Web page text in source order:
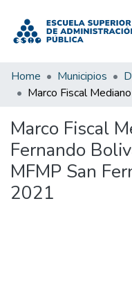
Home Municipios
Marco Fiscal
Fernando
MFMP San
2021